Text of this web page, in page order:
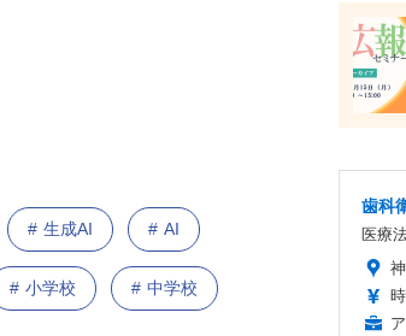
生成AI AI
小学校 中学校
歯科
医療